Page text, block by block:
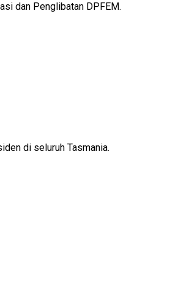
dan Penglibatan DPFEM.
di seluruh Tasmania.